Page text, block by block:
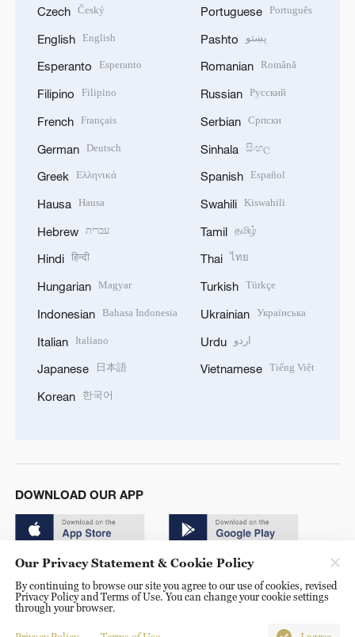
Czech Český
English English
Esperanto Esperanto
Filipino Filipino
French Français
German Deutsch
Greek Ελληνικά
Hausa Hausa
Hebrew עברית
Hindi हिन्दी
Hungarian Magyar
Indonesian Bahasa Indonesia
Italian Italiano
Japanese 日本語
Korean 한국어
Portuguese Português
Pashto پښتو
Romanian Română
Russian Русский
Serbian Српски
Sinhala සිංහල
Spanish Español
Swahili Kiswahili
Tamil தமிழ்
Thai ไทย
Turkish Türkçe
Ukrainian Українська
Urdu اردو
Vietnamese Tiếng Việt
DOWNLOAD OUR APP
© China Radio International.CRI. All Rights Reserved. 16A
Shijingshan Road, Beijing, China. 100040
Our Privacy Statement & Cookie Policy
By continuing to browse our site you agree to our use of cookies, revised
Privacy Policy and Terms of Use. You can change your cookie settings
through your browser.